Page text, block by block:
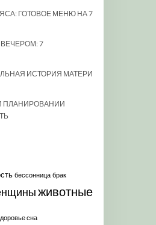
ГОТОВОЕ МЕНЮ НА 7
7
ИСТОРИЯ МАТЕРИ
ПЛАНИРОВАНИИ
бессонница брак
животные
сна